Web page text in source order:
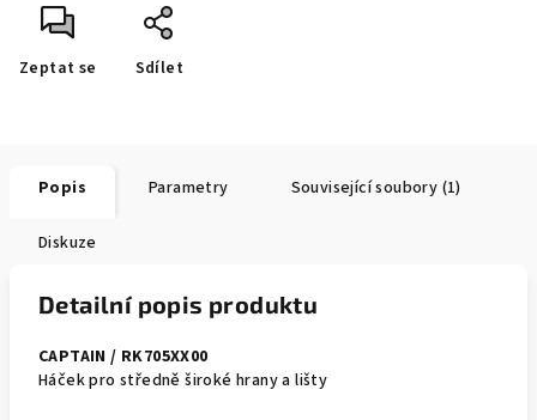
Zeptat se Sdílet
Popis Parametry Související soubory (1)
Diskuze
Detailní popis produktu
CAPTAIN / RK705XX00
Háček pro středně široké hrany a lišty